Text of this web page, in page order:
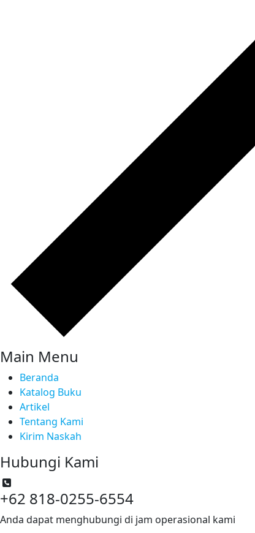
Main Menu
Beranda
Katalog Buku
Artikel
Tentang Kami
Kirim Naskah
Hubungi Kami
+62 818-0255-6554
Anda dapat menghubungi di jam operasional kami